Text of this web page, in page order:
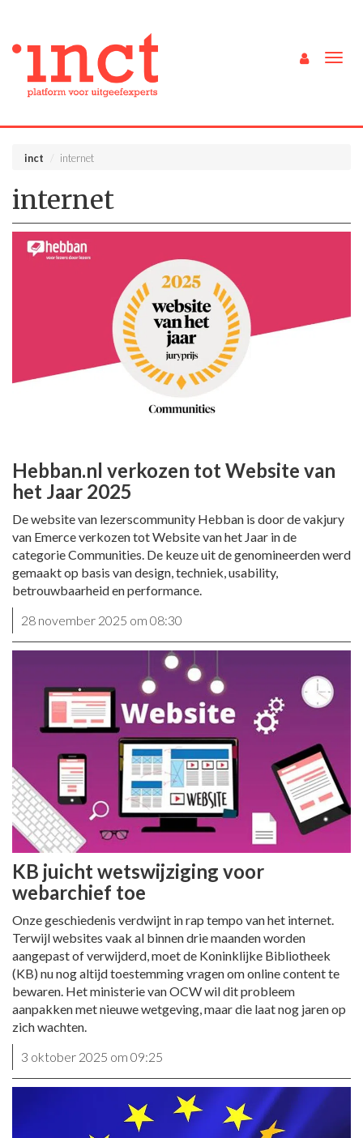
inct internet
internet
Hebban.nl verkozen tot Website van
het Jaar 2025
De website van lezerscommunity Hebban is door de vakjury
van Emerce verkozen tot Website van het Jaar in de
categorie Communities. De keuze uit de genomineerden werd
gemaakt op basis van design, techniek, usability,
betrouwbaarheid en performance.
28 november 2025 om 08:30
KB juicht wetswijziging voor
webarchief toe
Onze geschiedenis verdwijnt in rap tempo van het internet.
Terwijl websites vaak al binnen drie maanden worden
aangepast of verwijderd, moet de Koninklijke Bibliotheek
(KB) nu nog altijd toestemming vragen om online content te
bewaren. Het ministerie van OCW wil dit probleem
aanpakken met nieuwe wetgeving, maar die laat nog jaren op
zich wachten.
3 oktober 2025 om 09:25